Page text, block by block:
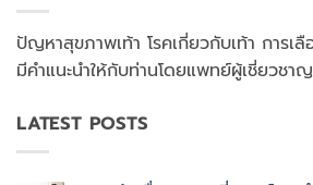
ปัญหาสุขภาพเท้า โรคเกี่ยวกับเท้า การเลื
มีคำแนะนำให้กับท่านโดยแพทย์ผู้เชี่ยวชาญ
LATEST POSTS